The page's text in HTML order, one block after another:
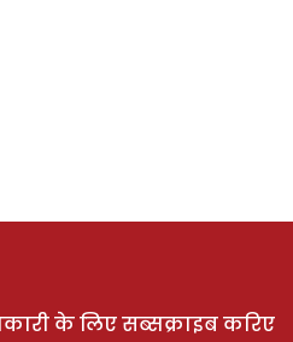
के लिए सब्सक्राइब करिए